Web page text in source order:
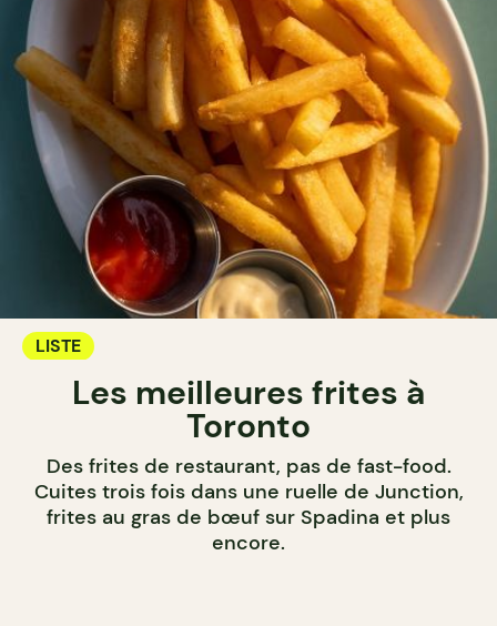
LISTE
Les meilleures frites à
Toronto
Des frites de restaurant, pas de fast-food.
Cuites trois fois dans une ruelle de Junction,
frites au gras de bœuf sur Spadina et plus
encore.